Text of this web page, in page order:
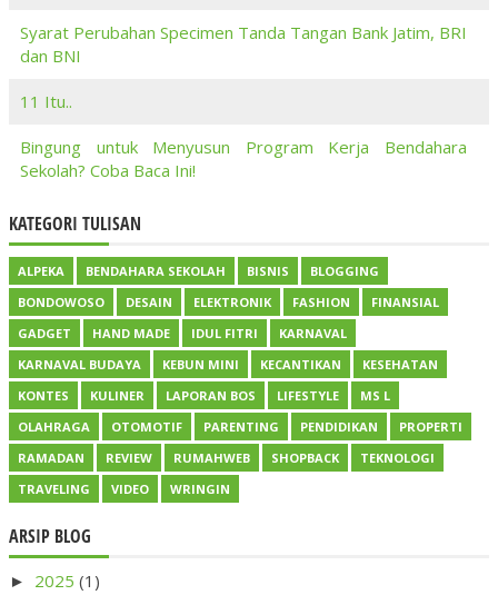
Syarat Perubahan Specimen Tanda Tangan Bank Jatim, BRI
dan BNI
11 Itu..
Bingung untuk Menyusun Program Kerja Bendahara
Sekolah? Coba Baca Ini!
KATEGORI TULISAN
ALPEKA BENDAHARA SEKOLAH BISNIS
BLOGGING
BONDOWOSO
DESAIN ELEKTRONIK FASHION
FINANSIAL
GADGET
HAND MADE IDUL FITRI
KARNAVAL
KARNAVAL BUDAYA
KEBUN MINI KECANTIKAN
KESEHATAN
KONTES
KULINER LAPORAN BOS LIFESTYLE
MS L
OLAHRAGA
OTOMOTIF PARENTING PENDIDIKAN
PROPERTI
RAMADAN
REVIEW RUMAHWEB SHOPBACK
TEKNOLOGI
TRAVELING
VIDEO WRINGIN
ARSIP BLOG
► 2025 (1)